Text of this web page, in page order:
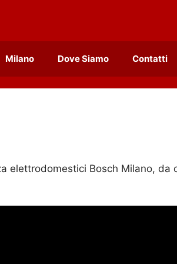
Milano Dove Siamo Contatti
elettrodomestici Bosch Milano, da